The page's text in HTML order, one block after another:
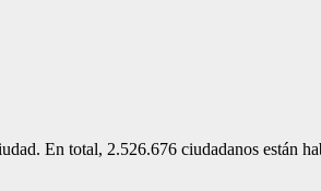
En total, 2.526.676 ciudadanos están